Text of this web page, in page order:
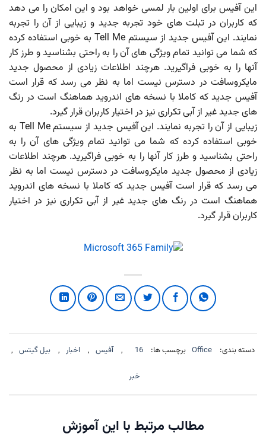
این آفیس برای اولین بار لمسی خواهد بود و این امکان را می دهد
که کاربران در تبلت های خود تجربه جدید و زیبایی از آن را تجربه
نمایند. این آفیس جدید از سیستم Tell Me به خوبی استفاده کرده
که شما می توانید تمام ویژگی های آن را به راحتی بشناسید و طرز کار
آنها را به خوبی فراگیرید. هرچند اطلاعات زیادی از محصول جدید
مایکروسافت در دسترس نیست اما به نظر می رسد که قرار است
آفیس جدید که کاملا با نسخه های اندروید هماهنگ است در رنگ
های جدید غیر از آبی تکراری نیز در اختیار کاربران قرار گیرد.
زیبایی از آن را تجربه نمایند. این آفیس جدید از سیستم Tell Me به
خوبی استفاده کرده که شما می توانید تمام ویژگی های آن را به
راحتی بشناسید و طرز کار آنها را به خوبی فراگیرید. هرچند اطلاعات
زیادی از محصول جدید مایکروسافت در دسترس نیست اما به نظر
می رسد که قرار است آفیس جدید که کاملا با نسخه های اندروید
هماهنگ است در رنگ های جدید غیر از آبی تکراری نیز در اختیار
کاربران قرار گیرد.
دسته بندی: Office برچسب ها: 16
, آفیس , اخبار , بیل گیتس ,
خبر
مطالب مرتبط با این آموزش